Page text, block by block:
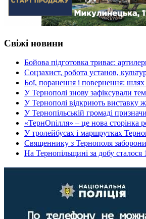
Свіжі новини
Бойова підготовка триває:
Соцзахист, робота установ,
Бої, поранення і повернення: шлях
У Тернополі знову зафіксували
У Тернополі відкриють виставку
У Тернопільській громаді
«ТернОпілля» – це нова сторінка
У тролейбусах і маршрутках
Священнику з Тернополя
На Тернопільщині за добу